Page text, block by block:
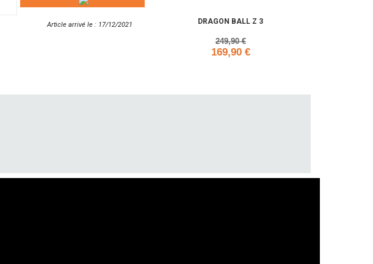
Article arrivé le : 17/12/2021 DRAGON BALL Z 3
249,90 €
169,90 €